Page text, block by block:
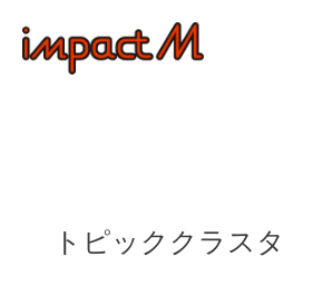
トピッククラスタ